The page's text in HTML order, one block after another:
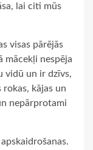
lai citi mūs
visas pārējās
mācekļi nespēja
vidū un ir dzīvs,
kājas un
nepārprotami